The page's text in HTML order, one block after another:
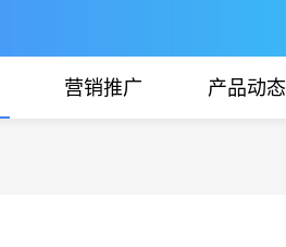
营销推广 产品动态